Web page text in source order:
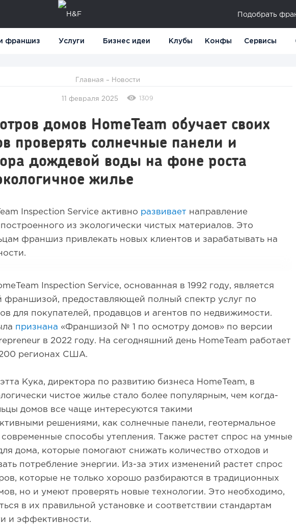
Подобрать
франшиз Услуги Бизнес идеи Клубы Конфы Сервисы
Главная – Новости
11 февраля 2025 1309
домов HomeTeam обучает своих
проверять солнечные панели и
дождевой воды на фоне роста
жилье
Inspection Service активно развивает направление
из экологически чистых материалов. Это
франшиз привлекать новых клиентов и зарабатывать на
Inspection Service, основанная в 1992 году, является
франшизой, предоставляющей полный спектр услуг по
для покупателей, продавцов и агентов по недвижимости.
признана «Франшизой № 1 по осмотру домов» по версии
в 2022 году. На сегодняшний день HomeTeam работает
регионах США.
Кука, директора по развитию бизнеса HomeTeam, в
чистое жилье стало более популярным, чем когда-
домов все чаще интересуются такими
решениями, как солнечные панели, геотермальное
современные способы утепления. Также растет спрос на умные
дома, которые помогают снижать количество отходов и
потребление энергии. Из-за этих изменений растет спрос
которые не только хорошо разбираются в традиционных
но и умеют проверять новые технологии. Это необходимо,
в их правильной установке и соответствии стандартам
и эффективности.